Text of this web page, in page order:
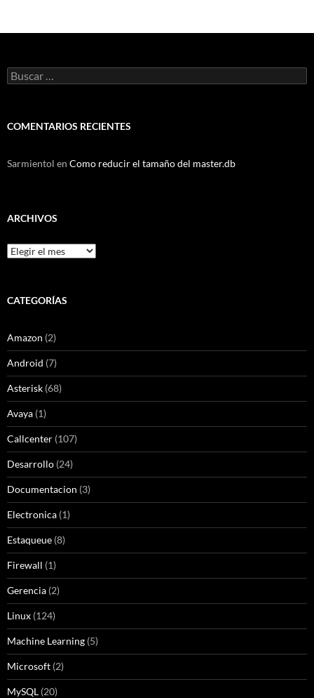
Buscar:
COMENTARIOS RECIENTES
Sarmientol en Como reducir el tamaño del master.db
ARCHIVOS
Archivos
CATEGORÍAS
Amazon (2)
Android (7)
Asterisk (68)
Avaya (1)
Callcenter (107)
Desarrollo (24)
Documentacion (3)
Electronica (1)
Estaqueue (8)
Firewall (1)
Gerencia (2)
Linux (124)
Machine Learning (5)
Microsoft (2)
MySQL (20)